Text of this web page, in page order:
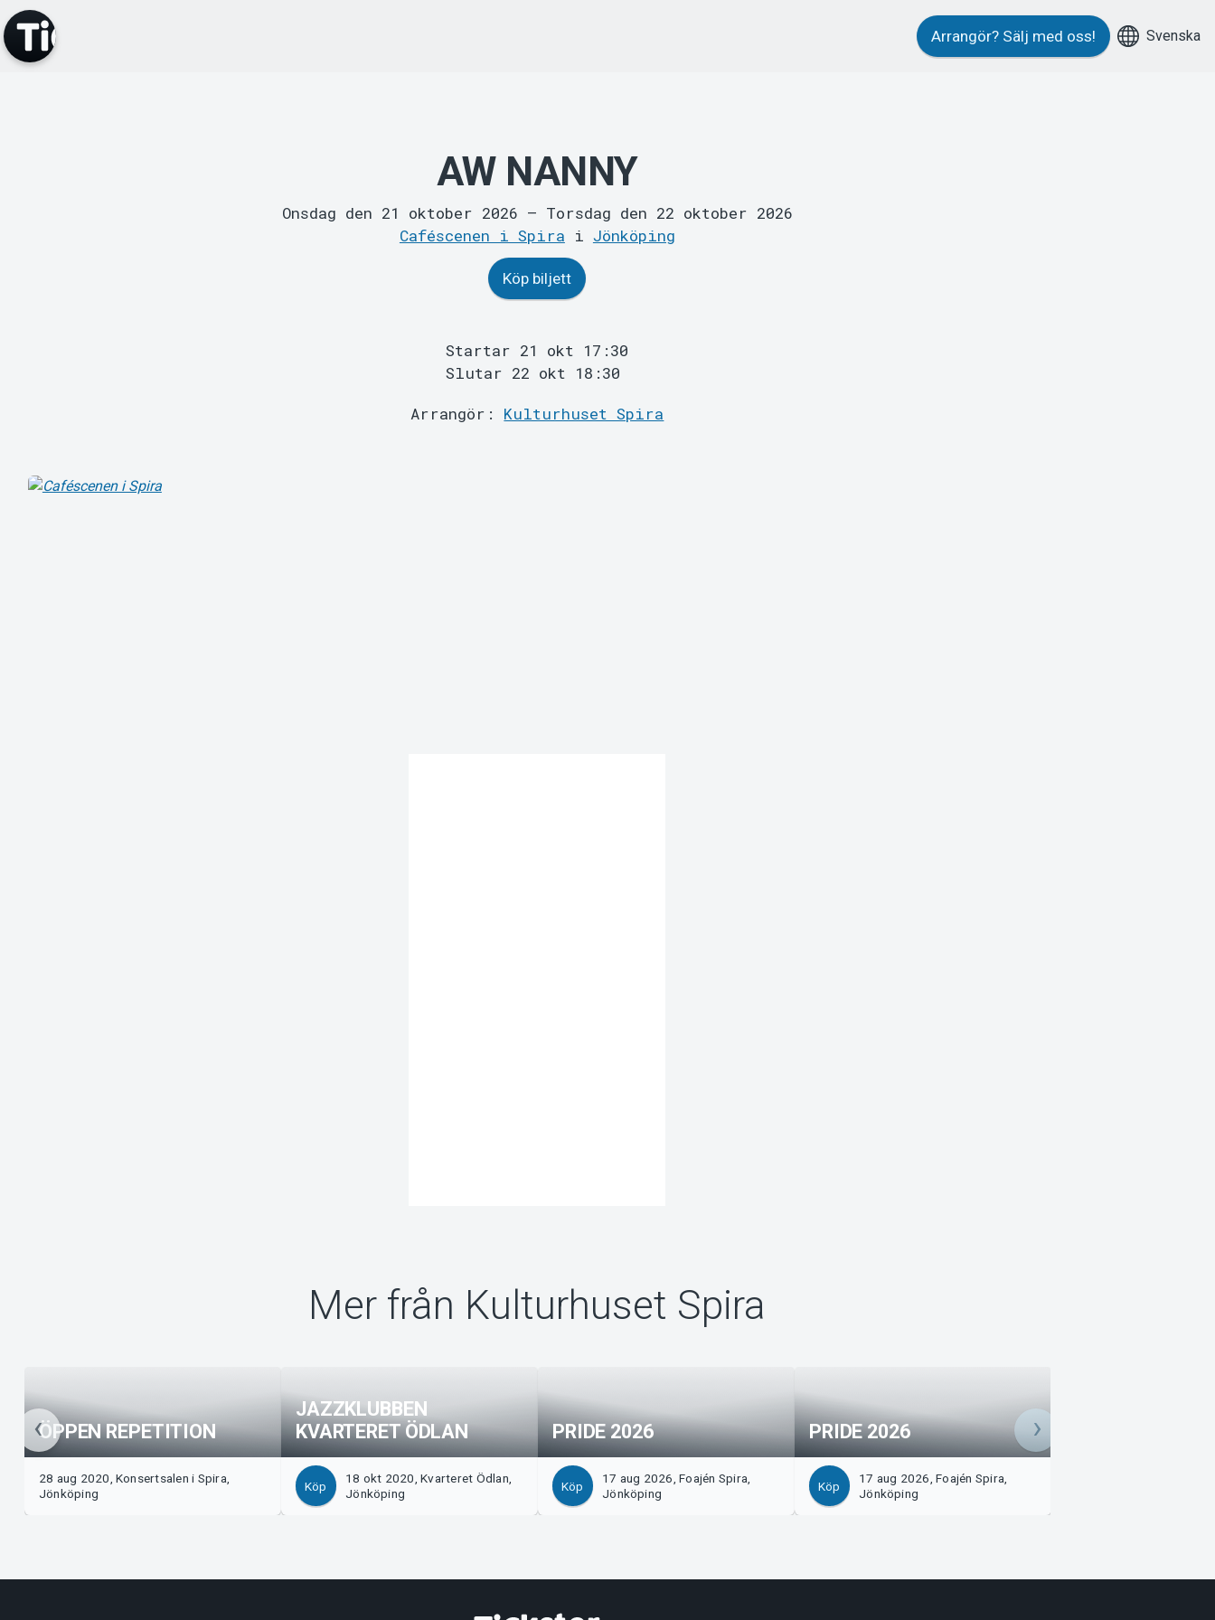
Arrangör? Sälj med oss! Svenska
AW NANNY
Onsdag den 21 oktober 2026 – Torsdag den 22 oktober 2026
Caféscenen i Spira i Jönköping
Köp biljett
Startar 21 okt 17:30
Slutar 22 okt 18:30
Arrangör: Kulturhuset Spira
Mer från Kulturhuset Spira
ÖPPEN REPETITION
28 aug 2020, Konsertsalen i Spira,
Jönköping
JAZZKLUBBEN
KVARTERET ÖDLAN
Köp
18 okt 2020, Kvarteret Ödlan,
Jönköping
PRIDE 2026
Köp
17 aug 2026, Foajén Spira,
Jönköping
PRIDE 2026
Köp
17 aug 2026, Foajén Spira,
Jönköping